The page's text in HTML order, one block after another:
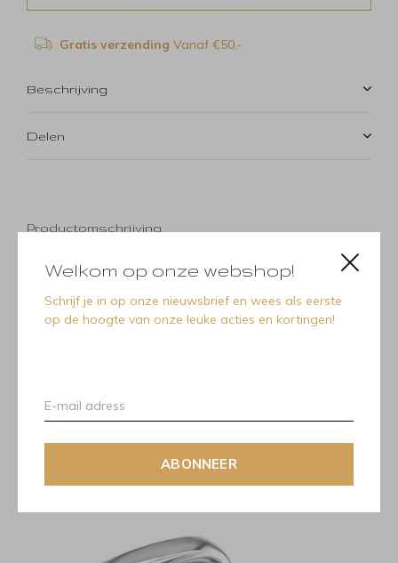
Welkom op onze webshop!
Schrijf je in op onze nieuwsbrief en wees als eerste
op de hoogte van onze leuke acties en kortingen!
ABONNEER
Gratis verzending Vanaf €50,-
Beschrijving
Delen
Productomschrijving
Ring JA7064 Goud 18kt 0.09Ct.
Werkelijke kleur is in geel goud(geen juiste foto